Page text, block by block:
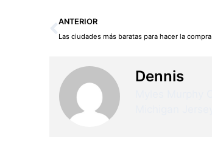
Ant
ANTERIOR
Las ciudades más baratas para hacer la compra
Dennis